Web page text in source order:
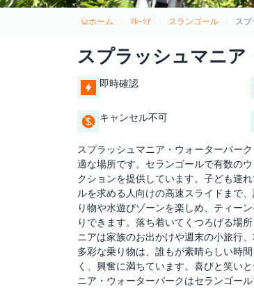
ホーム ﾏﾚｰｼｱ スランゴール ス
スプラッシュマニア
即時確認
キャンセル不可
スプラッシュマニア・ウォーターパー
適な場所です。セランゴールで有数の
クションを提供しています。子ども連
ルを求める人向けの高速スライドまで
り物や水遊びゾーンを楽しめ、ティー
りできます。落ち着いてくつろげる場
ニアは家族のお出かけや週末の小旅行
多彩な乗り物は、誰もが素晴らしい時
く、興奮に満ちています。喜びと笑い
ニア・ウォーターパークはセランゴー